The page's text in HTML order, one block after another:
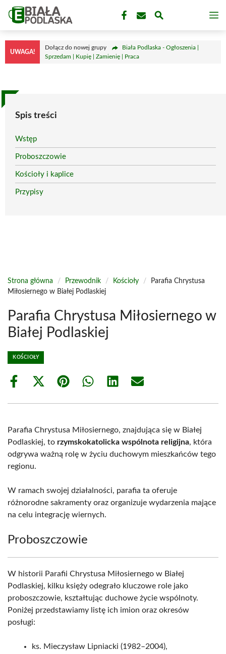
Przejdź
treści
UWAGA!
Dołącz do nowej grupy
Biała Podlaska - Ogłoszenia |
Sprzedam | Kupię | Zamienię | Praca
Spis treści
Wstęp
Proboszczowie
Kościoły i kaplice
Przypisy
Strona główna / Przewodnik / Kościoły /
Parafia Chrystusa
Miłosiernego w Białej Podlaskiej
Parafia Chrystusa Miłosiernego w
Białej Podlaskiej
KOŚCIOŁY
Share
Facebook
Share
X
Share
Pinterest
Share
WhatsApp
Share
LinkedIn
Share
Email
Parafia Chrystusa Miłosiernego, znajdująca się w Białej
Podlaskiej, to rzymskokatolicka wspólnota religijna, która
odgrywa ważną rolę w życiu duchowym mieszkańców tego
regionu.
W ramach swojej działalności, parafia ta oferuje
różnorodne sakramenty oraz organizuje wydarzenia mające
na celu integrację wiernych.
Proboszczowie
W historii Parafii Chrystusa Miłosiernego w Białej
Podlaskiej, kilku księży odegrało kluczowe role jako
proboszczowie, kształtując duchowe życie wspólnoty.
Poniżej przedstawiamy listę ich imion oraz okresów
posługi:
ks. Mieczysław Lipniacki (1982–2004),